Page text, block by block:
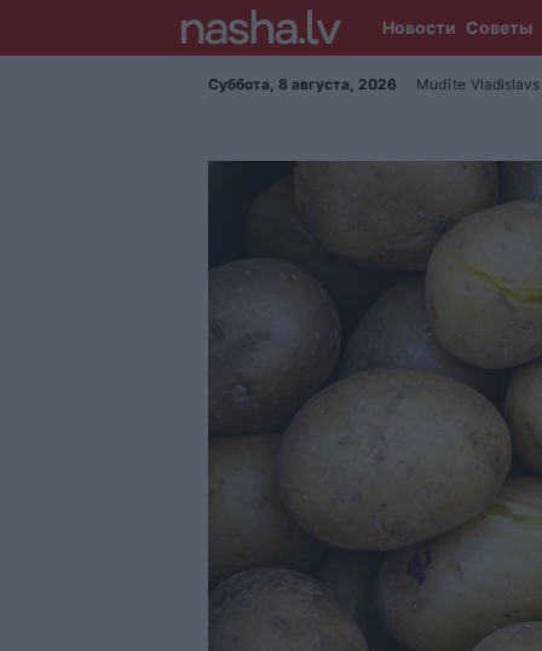
Новости Советы
Суббота, 8 августа, 2026 Mudīte Vladislavs